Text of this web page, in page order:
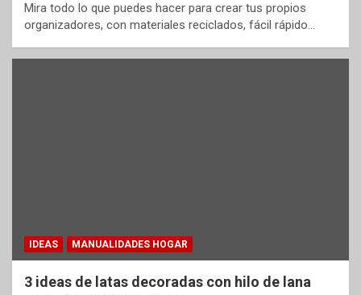
Mira todo lo que puedes hacer para crear tus propios
organizadores, con materiales reciclados, fácil rápido…
IDEAS MANUALIDADES HOGAR
3 ideas de latas decoradas con hilo de lana